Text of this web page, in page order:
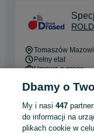
Tomaszów
Pełny etat
Umowa o pracę
Odpowiednie
Odświeżono dzisiaj o
Dbamy o
My i nasi447
do informacji na
plikach cookie w